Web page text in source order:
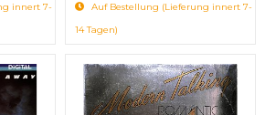
innert 7-
Auf Bestellung (Lieferung innert 7-
14 Tagen)